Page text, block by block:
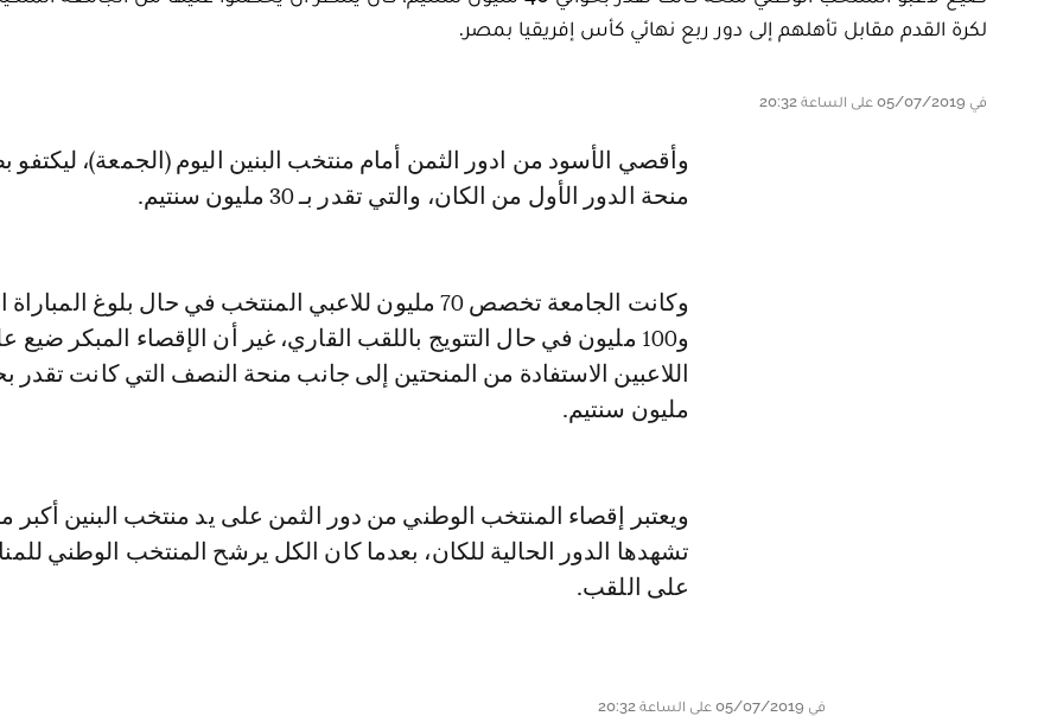
لكرة القدم مقابل تأهلهم إلى دور ربع نهائي كأس إفريقيا بمصر.
في 05/07/2019 على الساعة 20:32
وأقصي الأسود من ادور الثمن أمام منتخب البنين اليوم (الجمعة)، ليكتفو بضمان
منحة الدور الأول من الكان، والتي تقدر بـ 30 مليون سنتيم.
وكانت الجامعة تخصص 70 مليون للاعبي المنتخب في حال بلوغ
و100 مليون في حال التتويج باللقب القاري، غير أن الإقصاء المبكر ضيع
مليون سنتيم.
ويعتبر إقصاء المنتخب الوطني من دور الثمن على يد منتخب البنين أكبر
تشهدها الدور الحالية للكان، بعدما كان الكل يرشح المنتخب الوطني
على اللقب.
في 05/07/2019 على الساعة 20:32